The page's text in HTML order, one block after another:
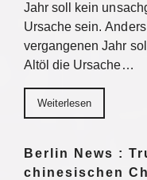
Jahr soll kein
Ursache sein.
vergangenen Jahr
Altöl die Ursache…
Weiterlesen
Berlin News :
chinesischen